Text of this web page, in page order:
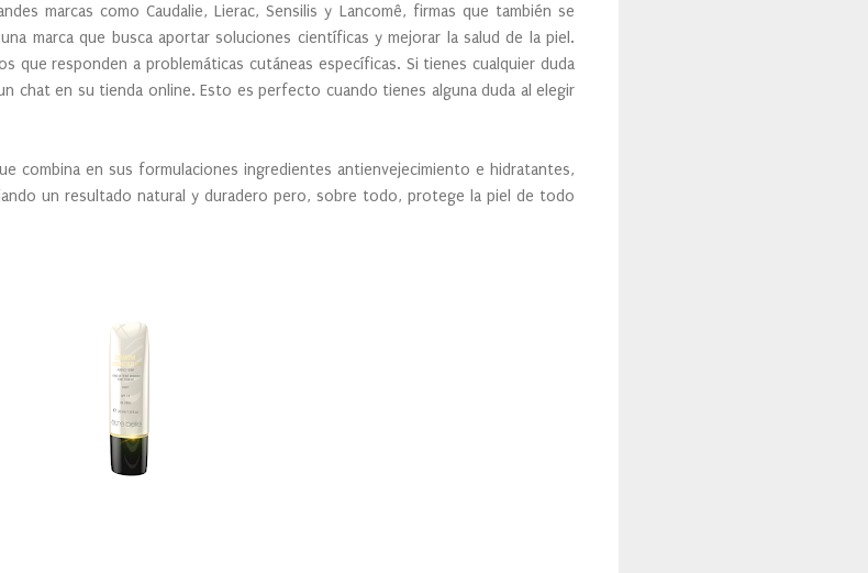
marcas como Caudalie, Lierac, Sensilis y Lancomê, firmas que también se
marca que busca aportar soluciones científicas y mejorar la salud de la piel.
que responden a problemáticas cutáneas específicas. Si tienes cualquier duda
chat en su tienda online. Esto es perfecto cuando tienes alguna duda al elegir
combina en sus formulaciones ingredientes antienvejecimiento e hidratantes,
un resultado natural y duradero pero, sobre todo, protege la piel de todo